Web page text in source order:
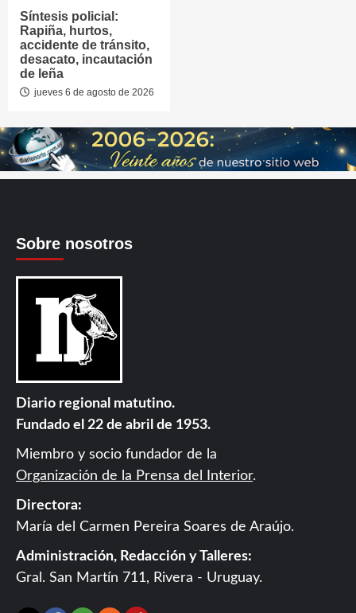
Síntesis policial:
Rapiña, hurtos,
accidente de tránsito,
desacato, incautación
de leña
jueves 6 de agosto de 2026
Sobre nosotros
Diario regional matutino.
Fundado el 22 de abril de 1953.
Miembro y socio fundador de la
Organización de la Prensa del Interior.
Directora:
María del Carmen Pereira Soares de Araújo.
Administración, Redacción y Talleres:
Gral. San Martín 711, Rivera - Uruguay.